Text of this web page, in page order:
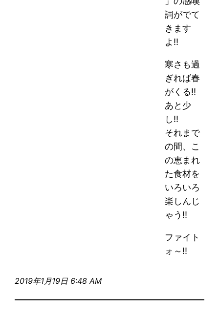
詞がでて
きます
よ!!
寒さも過
ぎれば春
がくる!!
あと少
し!!
それまで
の間、こ
の恵まれ
た食材を
いろいろ
楽しんじ
ゃう!!
ファイト
ォ～!!
2019年1月19日 6:48 AM